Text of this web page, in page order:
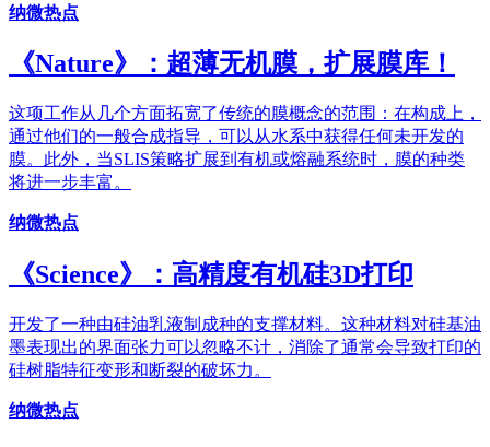
纳微热点
《Nature》：超薄无机膜，扩展膜库！
这项工作从几个方面拓宽了传统的膜概念的范围：在构成上，
通过他们的一般合成指导，可以从水系中获得任何未开发的
膜。此外，当SLIS策略扩展到有机或熔融系统时，膜的种类
将进一步丰富。
纳微热点
《Science》：高精度有机硅3D打印
开发了一种由硅油乳液制成种的支撑材料。这种材料对硅基油
墨表现出的界面张力可以忽略不计，消除了通常会导致打印的
硅树脂特征变形和断裂的破坏力。
纳微热点